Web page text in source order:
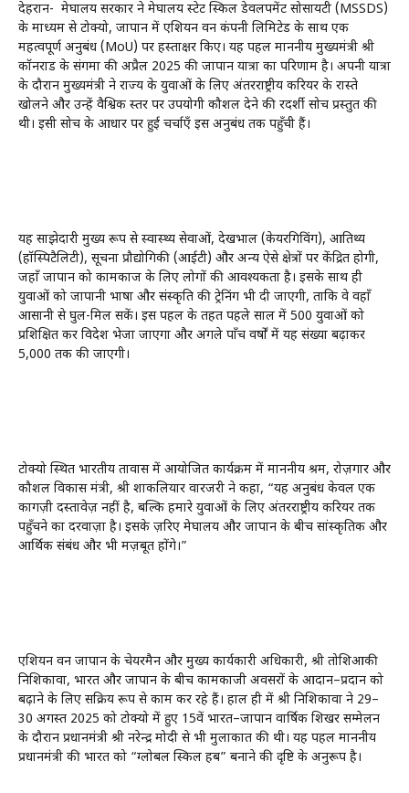
देहरादून- मेघालय सरकार ने मेघालय स्टेट स्किल डेवलपमेंट सोसायटी (MSSDS)
के माध्यम से टोक्यो, जापान में एशियन वन कंपनी लिमिटेड के साथ एक
महत्वपूर्ण अनुबंध (MoU) पर हस्ताक्षर किए। यह पहल माननीय मुख्यमंत्री श्री
कॉनराड के संगमा की अप्रैल 2025 की जापान यात्रा का परिणाम है। अपनी यात्रा
के दौरान मुख्यमंत्री ने राज्य के युवाओं के लिए अंतरराष्ट्रीय करियर के रास्ते
खोलने और उन्हें वैश्विक स्तर पर उपयोगी कौशल देने की दूरदर्शी सोच प्रस्तुत की
थी। इसी सोच के आधार पर हुई चर्चाएँ इस अनुबंध तक पहुँची हैं।
यह साझेदारी मुख्य रूप से स्वास्थ्य सेवाओं, देखभाल (केयरगिविंग), आतिथ्य
(हॉस्पिटैलिटी), सूचना प्रौद्योगिकी (आईटी) और अन्य ऐसे क्षेत्रों पर केंद्रित होगी,
जहाँ जापान को कामकाज के लिए लोगों की आवश्यकता है। इसके साथ ही
युवाओं को जापानी भाषा और संस्कृति की ट्रेनिंग भी दी जाएगी, ताकि वे वहाँ
आसानी से घुल-मिल सकें। इस पहल के तहत पहले साल में 500 युवाओं को
प्रशिक्षित कर विदेश भेजा जाएगा और अगले पाँच वर्षों में यह संख्या बढ़ाकर
5,000 तक की जाएगी।
टोक्यो स्थित भारतीय दूतावास में आयोजित कार्यक्रम में माननीय श्रम, रोज़गार और
कौशल विकास मंत्री, श्री शाकलियार वारजरी ने कहा, “यह अनुबंध केवल एक
कागज़ी दस्तावेज़ नहीं है, बल्कि हमारे युवाओं के लिए अंतरराष्ट्रीय करियर तक
पहुँचने का दरवाज़ा है। इसके ज़रिए मेघालय और जापान के बीच सांस्कृतिक और
आर्थिक संबंध और भी मज़बूत होंगे।”
एशियन वन जापान के चेयरमैन और मुख्य कार्यकारी अधिकारी, श्री तोशिआकी
निशिकावा, भारत और जापान के बीच कामकाजी अवसरों के आदान–प्रदान को
बढ़ाने के लिए सक्रिय रूप से काम कर रहे हैं। हाल ही में श्री निशिकावा ने 29–
30 अगस्त 2025 को टोक्यो में हुए 15वें भारत–जापान वार्षिक शिखर सम्मेलन
के दौरान प्रधानमंत्री श्री नरेन्द्र मोदी से भी मुलाकात की थी। यह पहल माननीय
प्रधानमंत्री की भारत को “ग्लोबल स्किल हब” बनाने की दृष्टि के अनुरूप है।